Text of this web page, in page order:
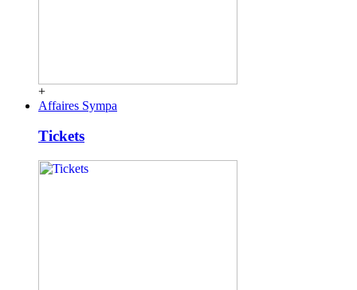
+
Affaires Sympa
Tickets